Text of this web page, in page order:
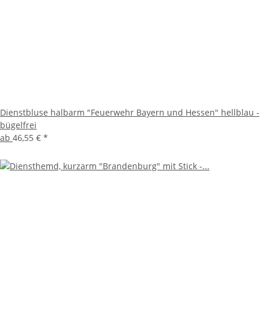
Dienstbluse halbarm "Feuerwehr Bayern und Hessen" hellblau -
bügelfrei
ab 46,55 € *